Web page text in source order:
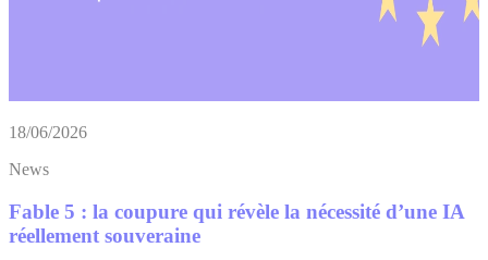
18/06/2026
News
Fable 5 : la coupure qui révèle la nécessité d’une IA
réellement souveraine